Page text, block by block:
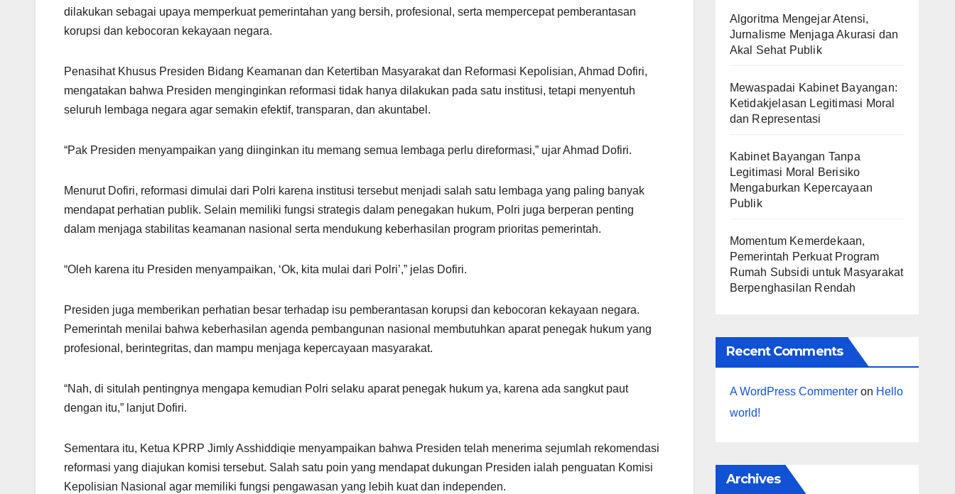
dilakukan sebagai upaya memperkuat pemerintahan yang bersih, profesional, serta mempercepat pemberantasan
korupsi dan kebocoran kekayaan negara.
Penasihat Khusus Presiden Bidang Keamanan dan Ketertiban Masyarakat dan Reformasi Kepolisian, Ahmad Dofiri,
mengatakan bahwa Presiden menginginkan reformasi tidak hanya dilakukan pada satu institusi, tetapi menyentuh
seluruh lembaga negara agar semakin efektif, transparan, dan akuntabel.
“Pak Presiden menyampaikan yang diinginkan itu memang semua lembaga perlu direformasi,” ujar Ahmad Dofiri.
Menurut Dofiri, reformasi dimulai dari Polri karena institusi tersebut menjadi salah satu lembaga yang paling banyak
mendapat perhatian publik. Selain memiliki fungsi strategis dalam penegakan hukum, Polri juga berperan penting
dalam menjaga stabilitas keamanan nasional serta mendukung keberhasilan program prioritas pemerintah.
“Oleh karena itu Presiden menyampaikan, ‘Ok, kita mulai dari Polri’,” jelas Dofiri.
Presiden juga memberikan perhatian besar terhadap isu pemberantasan korupsi dan kebocoran kekayaan negara.
Pemerintah menilai bahwa keberhasilan agenda pembangunan nasional membutuhkan aparat penegak hukum yang
profesional, berintegritas, dan mampu menjaga kepercayaan masyarakat.
“Nah, di situlah pentingnya mengapa kemudian Polri selaku aparat penegak hukum ya, karena ada sangkut paut
dengan itu,” lanjut Dofiri.
Sementara itu, Ketua KPRP Jimly Asshiddiqie menyampaikan bahwa Presiden telah menerima sejumlah rekomendasi
reformasi yang diajukan komisi tersebut. Salah satu poin yang mendapat dukungan Presiden ialah penguatan Komisi
Kepolisian Nasional agar memiliki fungsi pengawasan yang lebih kuat dan independen.
Algoritma Mengejar Atensi,
Jurnalisme Menjaga Akurasi dan
Akal Sehat Publik
Mewaspadai Kabinet Bayangan:
Ketidakjelasan Legitimasi Moral
dan Representasi
Kabinet Bayangan Tanpa
Legitimasi Moral Berisiko
Mengaburkan Kepercayaan
Publik
Momentum Kemerdekaan,
Pemerintah Perkuat Program
Rumah Subsidi untuk Masyarakat
Berpenghasilan Rendah
Recent Comments
A WordPress Commenteron Hello
world!
Archives